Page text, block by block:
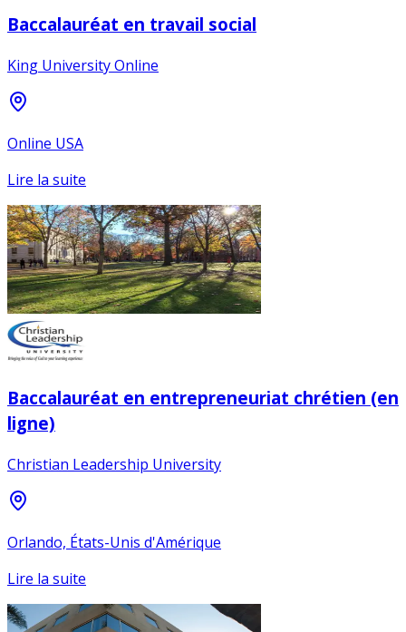
Baccalauréat en travail social
King University Online
Online USA
Lire la suite
Baccalauréat en entrepreneuriat chrétien (en
ligne)
Christian Leadership University
Orlando, États-Unis d'Amérique
Lire la suite